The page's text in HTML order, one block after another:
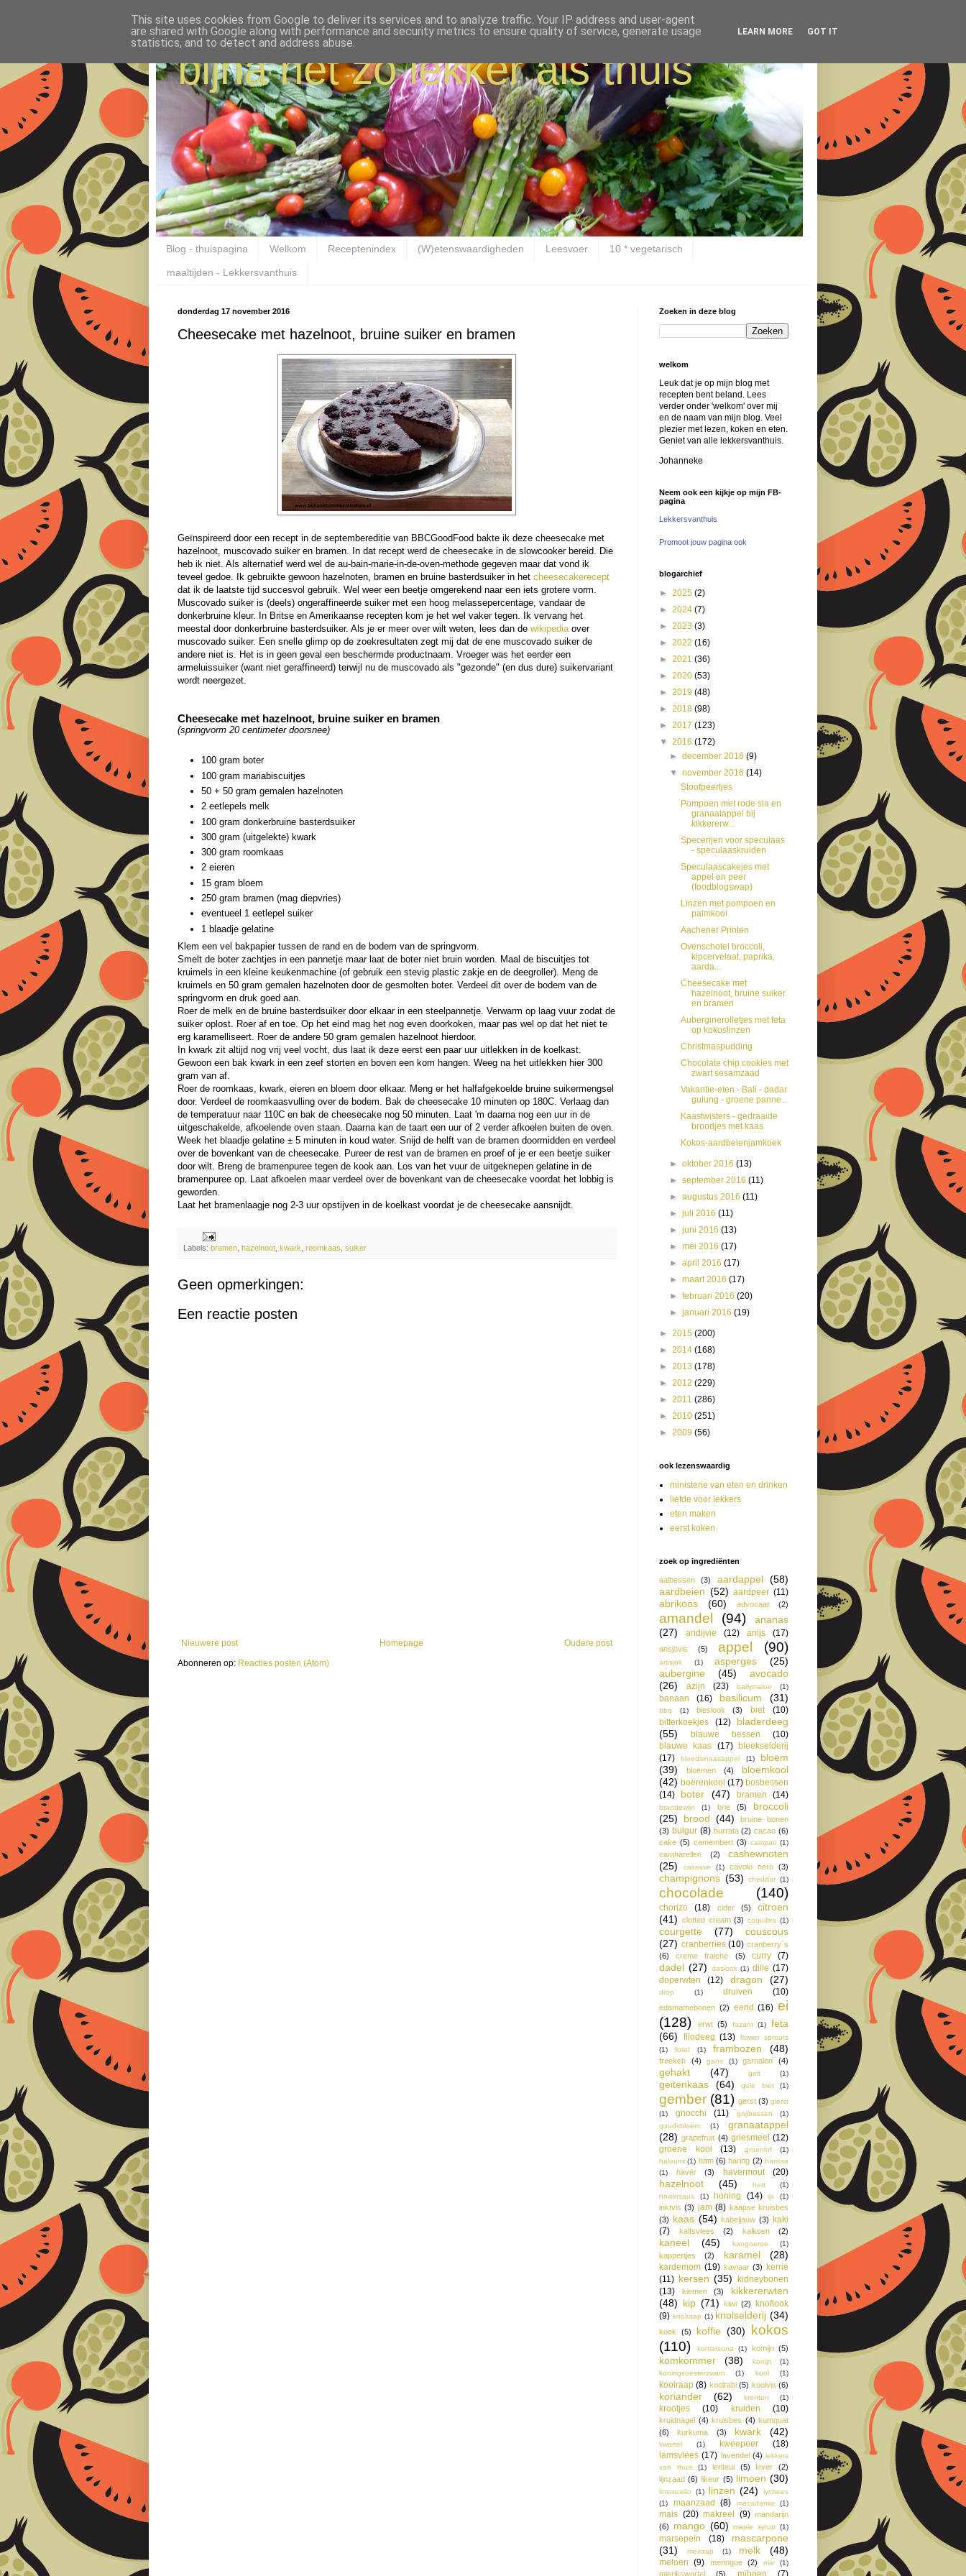
bijna net zo lekker als thuis
Blog - thuispagina Welkom Receptenindex (W)etenswaardigheden Leesvoer 10 * vegetarisch
maaltijden - Lekkersvanthuis
donderdag 17 november 2016
Cheesecake met hazelnoot, bruine suiker en bramen
Geïnspireerd door een recept in de septembereditie van BBCGoodFood bakte ik deze cheesecake met
hazelnoot, muscovado suiker en bramen. In dat recept werd de cheesecake in de slowcooker bereid. Die
heb ik niet. Als alternatief werd wel de au-bain-marie-in-de-oven-methode gegeven maar dat vond ik
teveel gedoe. Ik gebruikte gewoon hazelnoten, bramen en bruine basterdsuiker in het cheesecakerecept
dat ik de laatste tijd succesvol gebruik. Wel weer een beetje omgerekend naar een iets grotere vorm.
Muscovado suiker is (deels) ongeraffineerde suiker met een hoog melassepercentage, vandaar de
donkerbruine kleur. In Britse en Amerikaanse recepten kom je het wel vaker tegen. Ik vervang het
meestal door donkerbruine basterdsuiker. Als je er meer over wilt weten, lees dan de wikipedia over
muscovado suiker. Een snelle glimp op de zoekresultaten zegt mij dat de ene muscovado suiker de
andere niet is. Het is in geen geval een beschermde productnaam. Vroeger was het eerder een
armeluissuiker (want niet geraffineerd) terwijl nu de muscovado als "gezonde" (en dus dure) suikervariant
wordt neergezet.
Cheesecake met hazelnoot, bruine suiker en bramen
(springvorm 20 centimeter doorsnee)
100 gram boter
100 gram mariabiscuitjes
50 + 50 gram gemalen hazelnoten
2 eetlepels melk
100 gram donkerbruine basterdsuiker
300 gram (uitgelekte) kwark
300 gram roomkaas
2 eieren
15 gram bloem
250 gram bramen (mag diepvries)
eventueel 1 eetlepel suiker
1 blaadje gelatine
Klem een vel bakpapier tussen de rand en de bodem van de springvorm.
Smelt de boter zachtjes in een pannetje maar laat de boter niet bruin worden. Maal de biscuitjes tot
kruimels in een kleine keukenmachine (of gebruik een stevig plastic zakje en de deegroller). Meng de
kruimels en 50 gram gemalen hazelnoten door de gesmolten boter. Verdeel dit over de bodem van de
springvorm en druk goed aan.
Roer de melk en de bruine basterdsuiker door elkaar in een steelpannetje. Verwarm op laag vuur zodat de
suiker oplost. Roer af en toe. Op het eind mag het nog even doorkoken, maar pas wel op dat het niet te
erg karamelliseert. Roer de andere 50 gram gemalen hazelnoot hierdoor.
In kwark zit altijd nog vrij veel vocht, dus laat ik deze eerst een paar uur uitlekken in de koelkast.
Gewoon een bak kwark in een zeef storten en boven een kom hangen. Weeg na het uitlekken hier 300
gram van af.
Roer de roomkaas, kwark, eieren en bloem door elkaar. Meng er het halfafgekoelde bruine suikermengsel
door. Verdeel de roomkaasvulling over de bodem. Bak de cheesecake 10 minuten op 180C. Verlaag dan
de temperatuur naar 110C en bak de cheesecake nog 50 minuten. Laat 'm daarna nog een uur in de
uitgeschakelde, afkoelende oven staan. Daarna kan de taart een uur of 2 verder afkoelen buiten de oven.
Week het blaadje gelatine ± 5 minuten in koud water. Snijd de helft van de bramen doormidden en verdeel
over de bovenkant van de cheesecake. Pureer de rest van de bramen en proef of je er een beetje suiker
door wilt. Breng de bramenpuree tegen de kook aan. Los van het vuur de uitgeknepen gelatine in de
bramenpuree op. Laat afkoelen maar verdeel over de bovenkant van de cheesecake voordat het lobbig is
geworden.
Laat het bramenlaagje nog 2-3 uur opstijven in de koelkast voordat je de cheesecake aansnijdt.
Labels: bramen hazelnoot kwark roomkaas suiker
Geen opmerkingen:
Een reactie posten
Nieuwere post Oudere post
Homepage
Abonneren op: Reacties posten (Atom)
Zoeken in deze blog
welkom
Leuk dat je op mijn blog met
recepten bent beland. Lees
verder onder 'welkom' over mij
en de naam van mijn blog. Veel
plezier met lezen, koken en eten.
Geniet van alle lekkersvanthuis.
Johanneke
Neem ook een kijkje op mijn FB-
pagina
Lekkersvanthuis
Promoot jouw pagina ook
blogarchief
► 2025 (2)
► 2024 (7)
► 2023 (3)
► 2022 (16)
► 2021 (36)
► 2020 (53)
► 2019 (48)
► 2018 (98)
► 2017 (123)
▼ 2016 (172)
►december 2016(9)
▼november 2016(14)
Stoofpeertjes
Pompoen met rode sla en
granaatappel bij
kikkererw...
Specerijen voor speculaas
- speculaaskruiden
Speculaascakejes met
appel en peer
(foodblogswap)
Linzen met pompoen en
palmkool
Aachener Printen
Ovenschotel broccoli,
kipcervelaat, paprika,
aarda...
Cheesecake met
hazelnoot, bruine suiker
en bramen
Auberginerolletjes met feta
op kokoslinzen
Christmaspudding
Chocolate chip cookies met
zwart sesamzaad
Vakantie-eten - Bali - dadar
gulung - groene panne...
Kaastwisters - gedraaide
broodjes met kaas
Kokos-aardbeienjamkoek
►oktober 2016(13)
►september 2016(11)
►augustus 2016(11)
►juli 2016(11)
►juni 2016(13)
►mei 2016(17)
►april 2016(17)
►maart 2016(17)
►februari 2016(20)
►januari 2016(19)
► 2015 (200)
► 2014 (168)
► 2013 (178)
► 2012 (229)
► 2011 (286)
► 2010 (251)
► 2009 (56)
ook lezenswaardig
ministerie van eten en drinken
liefde voor lekkers
eten maken
eerst koken
zoek op ingrediënten
aalbessen (3) aardappel (58)
aardbeien (52) aardpeer (11)
abrikoos (60) advocaat (2)
amandel (94)
ananas
(27)
andijvie (12) anijs (17)
ansjovis (5) appel (90)
artisjok (1) asperges
(25)
aubergine
(45)
avocado
(26)
azijn (23) ballymaloe (1)
banaan (16) basilicum (31)
bbq (1) bieslook (3) biet
(10)
bitterkoekjes
(12)
bladerdeeg
(55)
blauwe bessen
(10)
blauwe kaas (17) bleekselderij
(17)
bloedsinaasappel (1)
bloem
(39)
bloemen (4)
bloemkool
(42) boerenkool (17) bosbessen
(14)
boter (47) bramen (14)
brandewijn (1) brie (5)
broccoli
(25)
brood (44)
bruine bonen
(3) bulgur (8) burrata (2) cacao (6)
cake (5) camembert (3) campari (1)
cantharellen (2)
cashewnoten
(25)
cassave (1) cavolo nero (3)
champignons (53) cheddar (1)
chocolade (140)
chorizo (18) cider (5)
citroen
(41) clotted cream (3) coquilles (1)
courgette (77)
couscous
(27) cranberries (10) cranberry´s
(6)
creme fraiche (5) curry (7)
dadel (27) daslook (1) dille (17)
doperwten
(12) dragon (27)
drop (1) druiven (10)
edamamebonen (2) eend (16) ei
(128)
erwt (5) fazant (1)
feta
(66)
filodeeg (13)
flower sprouts
(1)
forel (1) frambozen (48)
freekeh (4) gans (1) garnalen (4)
gehakt (47) geit (1)
geitenkaas (64) gele biet (1)
gember (81) gerst (3) gierst
(1)
gnocchi (11) gojibessen
(1)
goudsbloem
(1)
granaatappel
(28) grapefruit (4) griesmeel (12)
groene kool
(13) groenlof
(1)
haloumi (1) ham (6) haring (2) harissa
(1)
haver (3) havermout (20)
hazelnoot (45) hert
(1)
hoisinsaus
(1) honing (14) ijs (1)
inktvis (3) jam (8) kaapse kruisbes
(3) kaas (54) kabeljauw (3) kaki
(7)
kalfsvlees (2) kalkoen (2)
kaneel (45) kangoeroe (1)
kappertjes (2) karamel (28)
kardemom (19) kaviaar (3) kerrie
(11) kersen (35) kidneybonen
(13)
kiemen (3)
kikkererwten
(48) kip (71) kiwi (2) knoflook
(9) knolraap (1) knolselderij (34)
koek (5) koffie (30)
kokos
(110)
komatsuna (1) komijn (5)
komkommer (38) konijn
(1)
koningsoesterzwam
(1) kool (1)
koolraap (8) koolrabi (5) koolvis (6)
koriander (62) krenten (1)
krootjes (10) kruiden (10)
kruidnagel (4) kruisbes (4) kumquat
(6)
kurkuma (3) kwark (42)
kwartel (1) kweepeer
(18)
lamsvlees (17) lavendel (4) lekkers
van thuis
(1) lenteui (5) lever
(2)
lijnzaad (6) likeur (5) limoen (30)
limoncello (1) linzen (24)
lychees
(1)
maanzaad (8) macadamia (1)
mais (20) makreel (9) mandarijn
(6)
mango (60) maple syrup (1)
marsepein (18)
mascarpone
(31)
meiraap (1) melk (48)
meloen (9) meringue (2) mie (1)
mierikswortel (5) mihoen (7)
This site uses cookies from Google to deliver its services and to analyze traffic. Your IP address and user-agent
are shared with Google along with performance and security metrics to ensure quality of service, generate usage
statistics, and to detect and address abuse.
LEARN MORE GOT IT